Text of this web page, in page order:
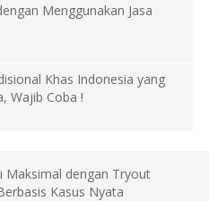
Menggunakan Jasa
Khas Indonesia yang
Wajib Coba !
Maksimal dengan Tryout
Kasus Nyata